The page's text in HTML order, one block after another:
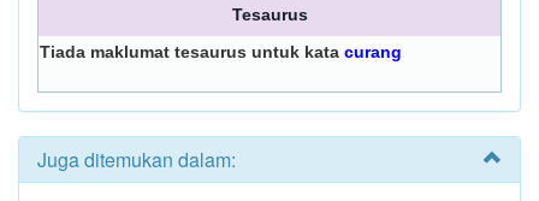
Tesaurus
Tiada maklumat tesaurus untuk kata curang
Juga ditemukan dalam: